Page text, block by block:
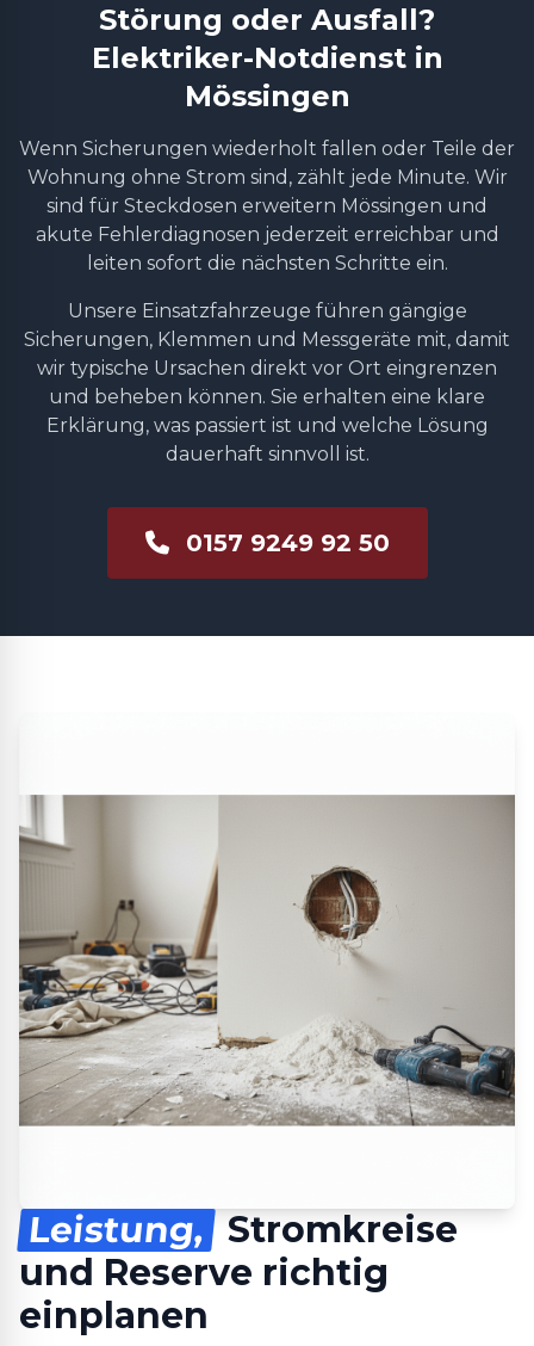
Störung oder Ausfall?
Elektriker-Notdienst in
Mössingen
Wenn Sicherungen wiederholt fallen oder Teile der
Wohnung ohne Strom sind, zählt jede Minute. Wir
sind für Steckdosen erweitern Mössingen und
akute Fehlerdiagnosen jederzeit erreichbar und
leiten sofort die nächsten Schritte ein.
Unsere Einsatzfahrzeuge führen gängige
Sicherungen, Klemmen und Messgeräte mit, damit
wir typische Ursachen direkt vor Ort eingrenzen
und beheben können. Sie erhalten eine klare
Erklärung, was passiert ist und welche Lösung
dauerhaft sinnvoll ist.
0157 9249 92 50
Leistung, Stromkreise
und Reserve richtig
einplanen